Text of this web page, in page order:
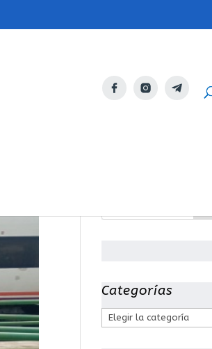
Categorías
C